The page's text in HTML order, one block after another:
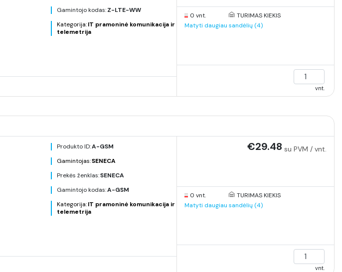
Gamintojo kodas: Z-LTE-WW
Kategorija: IT pramoninė komunikacija ir
telemetrija
0 vnt.
TURIMAS KIEKIS
Matyti daugiau sandėlių (4)
vnt.
Produkto ID:A-GSM
Gamintojas:SENECA
Prekės ženklas:SENECA
Gamintojo kodas:A-GSM
Kategorija: IT pramoninė komunikacija ir
telemetrija
€29.48 su PVM / vnt.
0 vnt.
TURIMAS KIEKIS
Matyti daugiau sandėlių (4)
vnt.